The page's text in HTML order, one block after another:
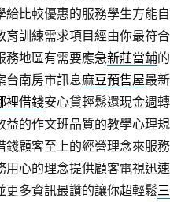
給比較優惠的服務學生方能
育訓練需求項目經由你最符
務地區有需要應急新莊當鋪
台南房市訊息麻豆預售屋最
裡借錢安心貸輕鬆還現金週
益的作文班品質的教學心理
錢顧客至上的經營理念來服
用心的理念提供顧客電視迅
更多資訊最讚的讓你超輕鬆